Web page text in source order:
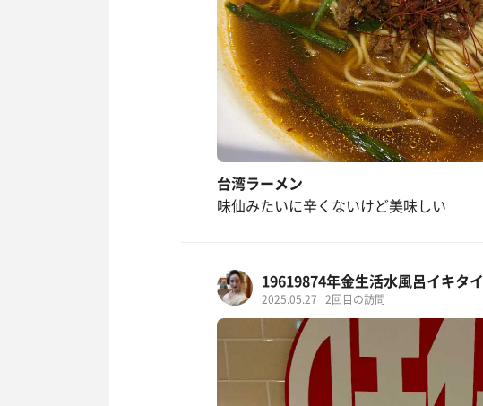
台湾ラーメン
味仙みたいに辛くないけど美味しい
19619874年金生活水風呂イキタイ
2025.05.27 2回目の訪問